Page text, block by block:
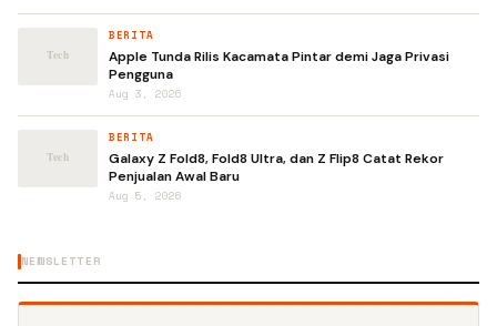
BERITA
Apple Tunda Rilis Kacamata Pintar demi Jaga Privasi
Pengguna
Aug 3, 2026
BERITA
Galaxy Z Fold8, Fold8 Ultra, dan Z Flip8 Catat Rekor
Penjualan Awal Baru
Aug 5, 2026
NEWSLETTER